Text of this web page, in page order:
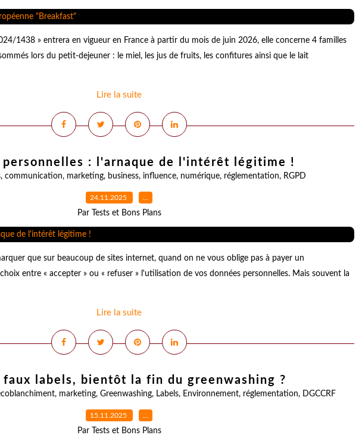
1438 » entrera en vigueur en France à partir du mois de juin 2026, elle concerne 4 familles
lors du petit-dejeuner : le miel, les jus de fruits, les confitures ainsi que le lait
Lire la suite
personnelles : l'arnaque de l'intérêt légitime !
, communication, marketing, business, influence, numérique, réglementation, RGPD
24.11.2025 …
Par Tests et Bons Plans
que sur beaucoup de sites internet, quand on ne vous oblige pas à payer un
entre « accepter » ou « refuser » l'utilisation de vos données personnelles. Mais souvent la
Lire la suite
faux labels, bientôt la fin du greenwashing ?
, marketing, Greenwashing, Labels, Environnement, réglementation, DGCCRF
15.11.2025 …
Par Tests et Bons Plans